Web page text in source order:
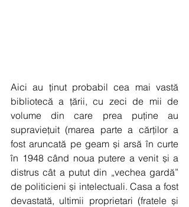
Aici au ținut probabil cea mai vastă
bibliotecă a țării, cu zeci de mii de
volume din care prea puține au
supraviețuit (marea parte a cărților a
fost aruncată pe geam și arsă în curte
în 1948 când noua putere a venit și a
distrus cât a putut din „vechea gardă”
de politicieni și intelectuali. Casa a fost
devastată, ultimii proprietari (fratele și